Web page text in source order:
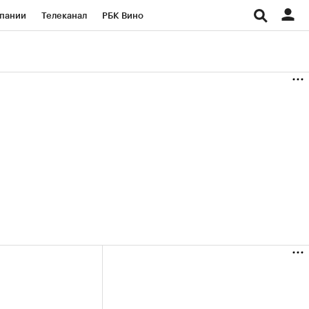
Телеканал РБК Вино